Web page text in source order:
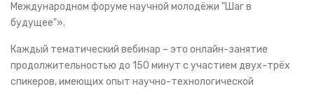
Международном форуме научной молодёжи "Шаг в
будущее"».
Каждый тематический вебинар – это онлайн-занятие
продолжительностью до 150 минут с участием двух-трёх
спикеров, имеющих опыт научно-технологической